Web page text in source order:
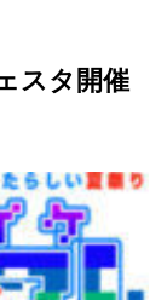
スタ開催